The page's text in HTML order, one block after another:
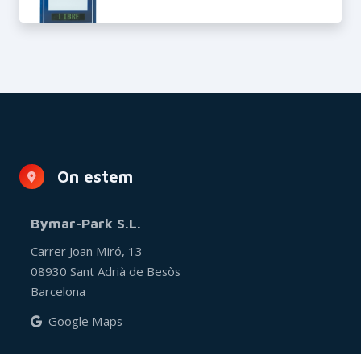
On estem
Bymar-Park S.L.
Carrer Joan Miró, 13
08930 Sant Adrià de Besòs
Barcelona
Google Maps